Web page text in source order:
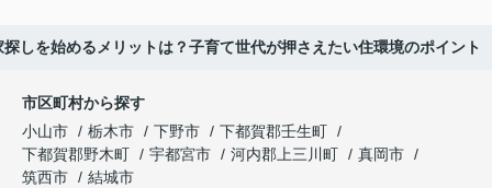
しを始めるメリットは？子育て世代が押さえたい住環境のポイント
市区町村から探す
小山市
栃木市 下野市
下都賀郡壬生町
下都賀郡野木町
宇都宮市 河内郡上三川町
真岡市
筑西市
結城市